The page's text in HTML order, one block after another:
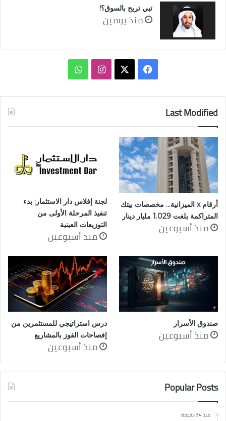
تبي تربح بالسوق؟!
منذ يومين
فيسبوك انستقرامواتساب
Last Modified
أرقام x الميزانية… مخصصات بيتك
المتراكمة بلغت 1.029 مليار دينار
منذ أسبوعين
لجنة إفلاس دار الاستثمار: بدء
تنفيذ المرحلة الأولى من
التوزيعات العينية
منذ أسبوعين
صندوق الأسرار
منذ أسبوعين
درس استراتيجي للمستثمرين من
إفصاحات الفوز بالمشاريع
منذ أسبوعين
Popular Posts
منذ 34 دقيقة